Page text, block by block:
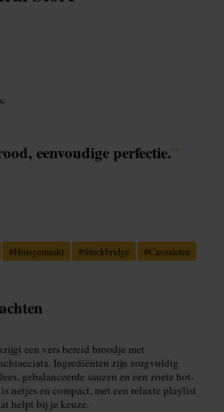
eenvoudige perfectie.”
#Huisgemaakt #Stockbridge #Casualeten
een vers bereid broodje met
Ingrediënten zijn zorgvuldig
gebalanceerde sauzen en een zoete hot-
netjes en compact, met een relaxte playlist
helpt bij je keuze.